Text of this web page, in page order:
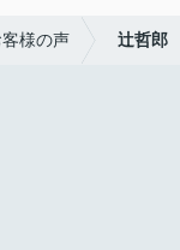
客様の声 辻哲郎